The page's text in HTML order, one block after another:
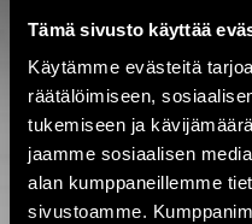
Tämä sivusto käyttää
Käytämme evästeitä
räätälöimiseen,
tukemiseen ja
jaamme sosiaalisen
alan kumppaneillemme
sivustoamme.